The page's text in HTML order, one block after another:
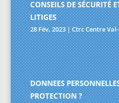
CONSEILS DE SÉCURITÉ
LITIGES
28 Fév, 2023|Ctrc Centre
DONNEES
PROTECTION ?